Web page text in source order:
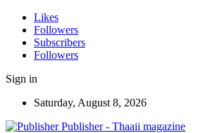
Likes
Followers
Subscribers
Followers
Sign in
Saturday, August 8, 2026
Publisher - Thaaii magazine